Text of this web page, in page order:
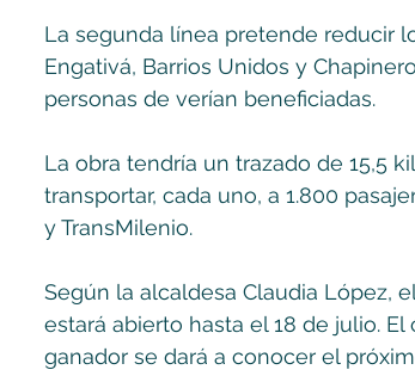
La segunda línea pretende reducir
Engativá, Barrios Unidos y
personas de verían beneficiadas.
La obra tendría un trazado de 15,5
transportar, cada uno, a 1.800
y TransMilenio.
Según la alcaldesa Claudia López,
estará abierto hasta el 18 de julio. El
ganador se dará a conocer el